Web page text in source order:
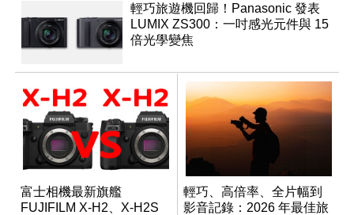
輕巧旅遊機回歸！Panasonic 發表
LUMIX ZS300：一吋感光元件與 15
倍光學變焦
富士相機最新旗艦
FUJIFILM X-H2、X-H2S
輕巧、高倍率、全片幅到
影音記錄：2026 年最佳旅